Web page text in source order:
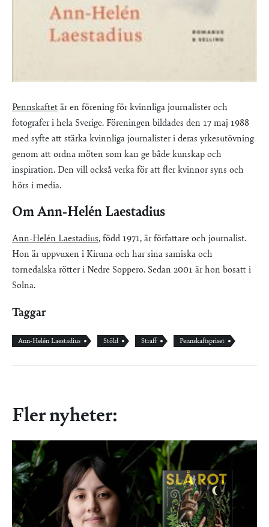
Pennskaftet är en förening för kvinnliga journalister och
fotografer i hela Sverige. Föreningen bildades den 17 maj 1988
med syfte att stärka kvinnliga journalister i deras yrkesutövning
genom att ordna möten som kan ge både kunskap och
inspiration. Den vill också verka för att fler kvinnor syns och
hörs i media.
Om Ann-Helén Laestadius
Ann-Helén Laestadius, född 1971, är författare och journalist.
Hon är uppvuxen i Kiruna och har sina samiska och
tornedalska rötter i Nedre Soppero. Sedan 2001 är hon bosatt i
Solna.
Taggar
Ann-Helén Laestadius Stöld Straff Pennskaftspriset
Fler nyheter: